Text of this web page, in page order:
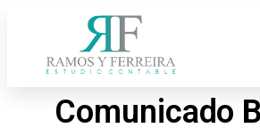
Comunicado